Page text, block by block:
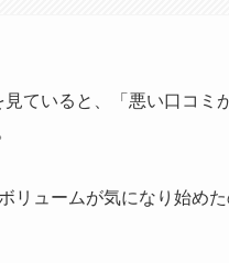
ていると、「悪い口コ
リュームが気になり始め